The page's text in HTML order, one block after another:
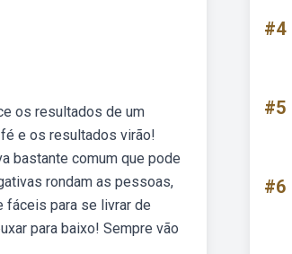
os resultados de um
e os resultados virão!
bastante comum que pode
rondam as pessoas,
fáceis para se livrar de
para baixo! Sempre vão
#4
#5
#6